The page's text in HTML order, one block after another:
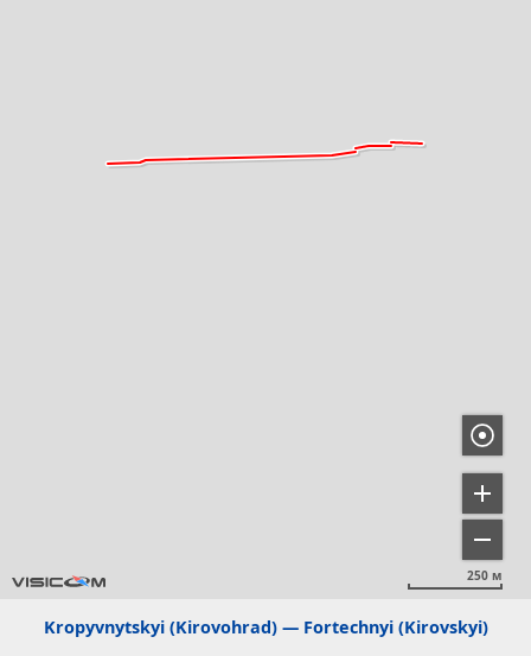
Kropyvnytskyi (Kirovohrad) Fortechnyi (Kirovskyi)
250 м